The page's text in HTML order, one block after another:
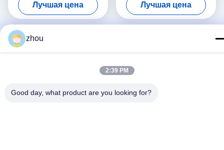
Лучшая цена
примесей в атмосфере
катализатора 5 Sic
Лучшая цена
zhou
2:39 PM
Good day, what product are you looking for?